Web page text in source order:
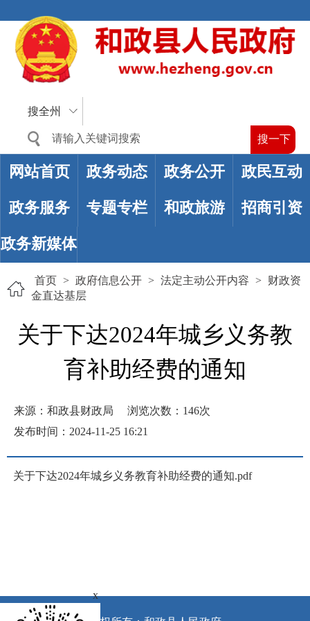
搜全州
网站首页 政务动态 政务公开 政民互动
政务服务 专题专栏 和政旅游 招商引资
政务新媒体
首页 > 政府信息公开 > 法定主动公开内容 > 财政资
金直达基层
关于下达2024年城乡义务教
育补助经费的通知
来源：和政县财政局 浏览次数： 146次
发布时间：2024-11-25 16:21
关于下达2024年城乡义务教育补助经费的通知.pdf
x